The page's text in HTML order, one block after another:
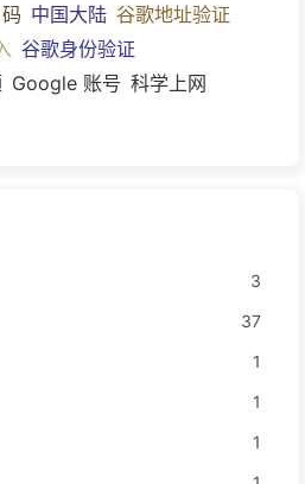
中国大陆 谷歌地址验证
谷歌身份验证
Google 账号 科学上网
3
37
1
1
1